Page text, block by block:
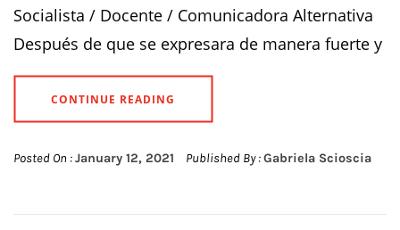
Socialista / Docente / Comunicadora Alternativa
Después de que se expresara de manera fuerte y
CONTINUE READING
Posted On :January 12, 2021 Published By :Gabriela Scioscia